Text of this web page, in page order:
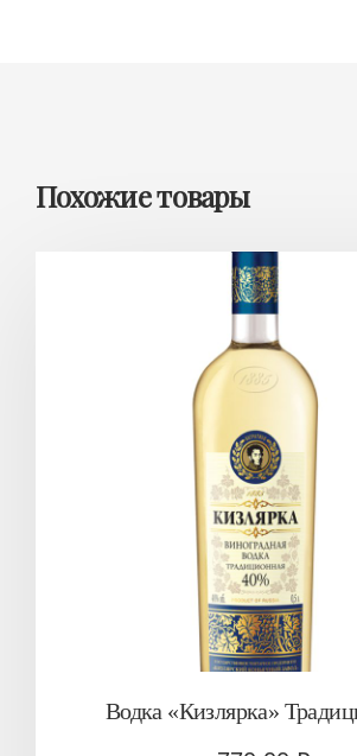
Похожие товары
Водка «Кизлярка»